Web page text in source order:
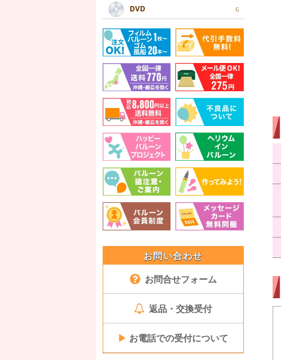
DVD 6
お問い合わせ
お問合せフォーム
返品・交換受付
▶ お電話での受付について